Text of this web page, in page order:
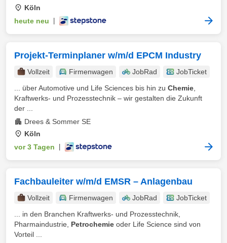
Köln
heute neu
Projekt-Terminplaner w/m/d EPCM Industry
Vollzeit Firmenwagen JobRad
JobTicket
... über Automotive und Life Sciences bis hin zu Chemie
Kraftwerks- und Prozesstechnik – wir gestalten die Zukunft
der ...
Drees & Sommer SE
Köln
vor 3 Tagen
Fachbauleiter w/m/d EMSR – Anlagenbau
Vollzeit Firmenwagen JobRad
JobTicket
... in den Branchen Kraftwerks- und Prozesstechnik,
Pharmaindustrie, Petrochemie oder Life Science sind von
Vorteil ...